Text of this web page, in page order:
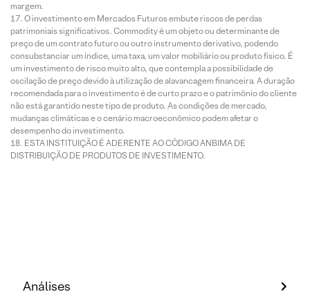
margem.
O investimento em Mercados Futuros embute riscos de perdas
patrimoniais significativos. Commodity é um objeto ou determinante de
preço de um contrato futuro ou outro instrumento derivativo, podendo
consubstanciar um índice, uma taxa, um valor mobiliário ou produto físico. É
um investimento de risco muito alto, que contempla a possibilidade de
oscilação de preço devido à utilização de alavancagem financeira. A duração
recomendada para o investimento é de curto prazo e o patrimônio do cliente
não está garantido neste tipo de produto. As condições de mercado,
mudanças climáticas e o cenário macroeconômico podem afetar o
desempenho do investimento.
ESTA INSTITUIÇÃO É ADERENTE AO CÓDIGO ANBIMA DE
DISTRIBUIÇÃO DE PRODUTOS DE INVESTIMENTO.
Análises